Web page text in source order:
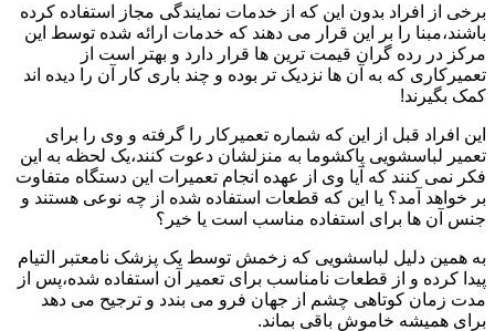
برخی از افراد بدون این که از خدمات نمایندگی مجاز استفاده کرده
باشند،مبنا را بر این قرار می دهند که خدمات ارائه شده توسط این
مرکز در رده گران قیمت ترین ها قرار دارد و بهتر است از
تعمیرکاری که به آن ها نزدیک تر بوده و چند باری کار آن را دیده اند
کمک بگیرند!
این افراد قبل از این که شماره تعمیرکار را گرفته و وی را برای
تعمیر لباسشویی پاکشوما به منزلشان دعوت کنند،یک لحظه به این
فکر نمی کنند که آیا وی از عهده انجام تعمیرات این دستگاه متفاوت
بر خواهد آمد؟ یا این که قطعات استفاده شده از چه نوعی هستند و
جنس آن ها برای استفاده مناسب است یا خیر؟
به همین دلیل لباسشویی که زخمش توسط یک پزشک نامعتبر التیام
پیدا کرده و از قطعات نامناسب برای تعمیر آن استفاده شده،پس از
مدت زمان کوتاهی چشم از جهان فرو می بندد و ترجیح می دهد
برای همیشه خاموش باقی بماند.